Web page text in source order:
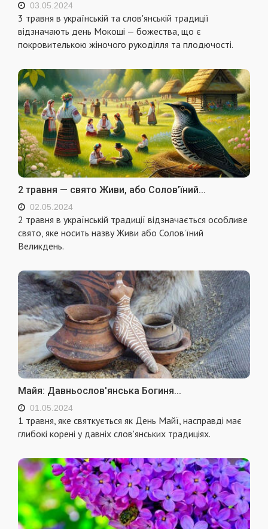
03.05.2024
3 травня в українській та слов'янській традиції
відзначають день Мокоші — божества, що є
покровителькою жіночого рукоділля та плодючості.
2 травня — свято Живи, або Солов’їний...
02.05.2024
2 травня в українській традиції відзначається особливе
свято, яке носить назву Живи або Солов’їний
Великдень.
Майя: Давньослов'янська Богиня...
01.05.2024
1 травня, яке святкується як День Майї, насправді має
глибокі корені у давніх слов'янських традиціях.